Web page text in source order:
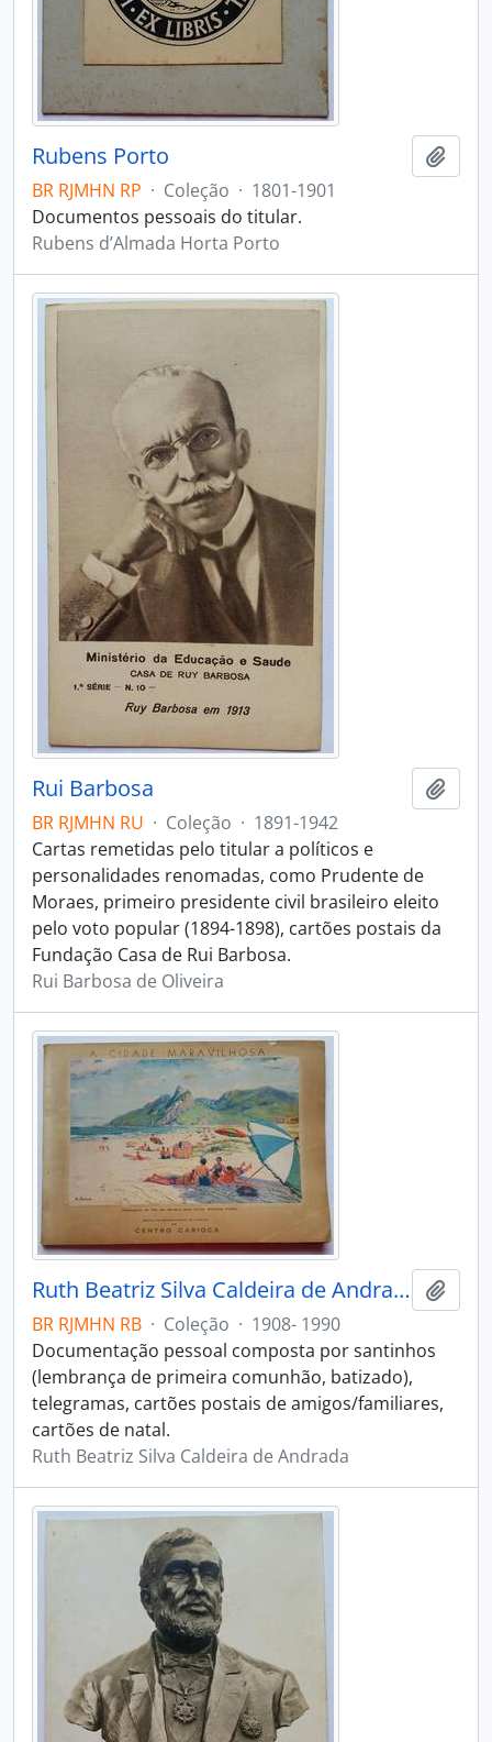
Rubens Porto
BR RJMHN RP · Coleção · 1801-1901
Documentos pessoais do titular.
Rubens d’Almada Horta Porto
Rui Barbosa
BR RJMHN RU · Coleção · 1891-1942
Cartas remetidas pelo titular a políticos e
personalidades renomadas, como Prudente de
Moraes, primeiro presidente civil brasileiro eleito
pelo voto popular (1894-1898), cartões postais da
Fundação Casa de Rui Barbosa.
Rui Barbosa de Oliveira
Ruth Beatriz Silva Caldeira de Andrada
BR RJMHN RB · Coleção · 1908- 1990
Documentação pessoal composta por santinhos
(lembrança de primeira comunhão, batizado),
telegramas, cartões postais de amigos/familiares,
cartões de natal.
Ruth Beatriz Silva Caldeira de Andrada